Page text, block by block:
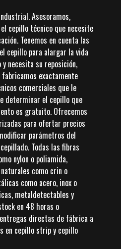
Asesoramos,
cepillo técnico que necesite
Tenemos en cuenta las
cepillo para alargar la vida
necesita su reposición,
exactamente
comerciales que le
determinar el cepillo que
es gratuito. Ofrecemos
para ofertar precios
parámetros del
Todas las fibras
nylon o poliamida,
como crin o
como acero, inox o
metaldetectables y
en 48 horas o
directas de fábrica a
en cepillo strip y cepillo